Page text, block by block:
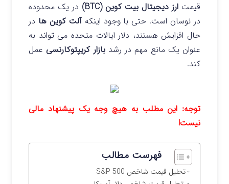
قیمت ارز دیجیتال بیت کوین (BTC)
در یک محدوده
در نوسان است. حتی با وجود اینکهآلت کوین ها در
حال افزایش هستند، دلار ایالات متحده می تواند به
عنوان یک مانع مهم در رشدبازار کریپتوکارنسیعمل
کند.
توجه: این مطلب به هیچ وجه یک پیشنهاد مالی
نیست!
فهرست مطالب
تحلیل قیمت شاخص S&P 500